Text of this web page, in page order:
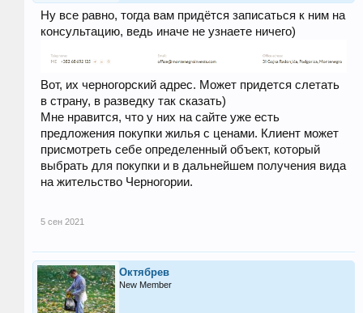
Ну все равно, тогда вам придётся записаться к ним на
консультацию, ведь иначе не узнаете ничего)
Вот, их черногорский адрес. Может придется слетать
в страну, в разведку так сказать)
Мне нравится, что у них на сайте уже есть
предложения покупки жилья с ценами. Клиент может
присмотреть себе определенный объект, который
выбрать для покупки и в дальнейшем получения вида
на жительство Черногории.
5 сен 2021
Октябрев
New Member